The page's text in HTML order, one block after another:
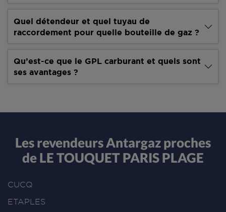
Quel détendeur et quel tuyau de
raccordement pour quelle bouteille de gaz ?
Qu’est-ce que le GPL carburant et quels sont
ses avantages ?
Les revendeurs Antargaz proches
de LE TOUQUET PARIS PLAGE
CUCQ
ETAPLES